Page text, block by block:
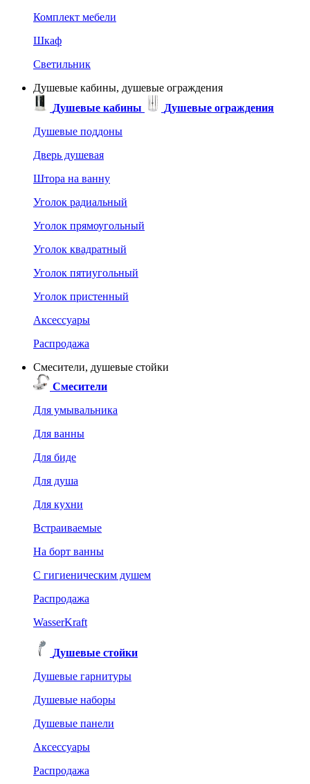
Комплект мебели
Шкаф
Светильник
Душевые кабины, душевые ограждения
Душевые кабины
Душевые ограждения
Душевые поддоны
Дверь душевая
Штора на ванну
Уголок радиальный
Уголок прямоугольный
Уголок квадратный
Уголок пятиугольный
Уголок пристенный
Аксессуары
Распродажа
Смесители, душевые стойки
Смесители
Для умывальника
Для ванны
Для биде
Для душа
Для кухни
Встраиваемые
На борт ванны
C гигиеническим душем
Распродажа
WasserKraft
Душевые стойки
Душевые гарнитуры
Душевые наборы
Душевые панели
Аксессуары
Распродажа